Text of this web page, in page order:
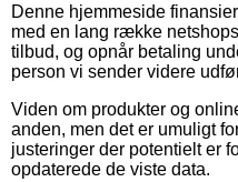
Denne hjemmeside
med en lang række
tilbud, og opnår betaling
person vi sender videre
Viden om produkter og
anden, men det er umuligt
justeringer der potentielt er
opdaterede de viste data.